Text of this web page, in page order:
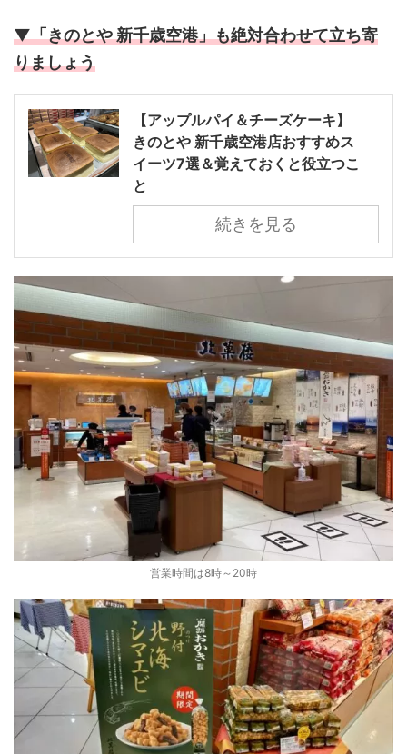
▼「きのとや 新千歳空港」も絶対合わせて立ち寄
りましょう
【アップルパイ＆チーズケーキ】
きのとや 新千歳空港店おすすめス
イーツ7選＆覚えておくと役立つこ
と
続きを見る
営業時間は8時～20時